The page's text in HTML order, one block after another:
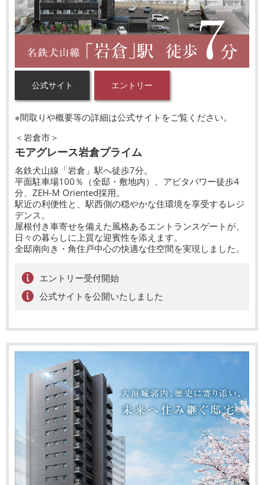
公式サイト エントリー
※間取りや概要等の詳細は公式サイトをご覧ください。
＜岩倉市＞
モアグレース岩倉プライム
名鉄犬山線「岩倉」駅へ徒歩7分。
平面駐車場100％（全邸・敷地内）、アピタパワー徒歩4
分、ZEH-M Oriented採用。
駅近の利便性と、駅西側の穏やかな住環境を享受するレジ
デンス。
屋根付き車寄せを備えた風格あるエントランスゲートが、
日々の暮らしに上質な迎賓性を添えます。
全邸南向き・角住戸中心の快適な住空間を実現しました。
エントリー受付開始
公式サイトを公開いたしました